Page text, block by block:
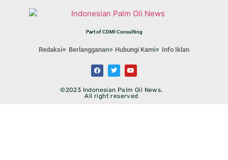
Part of CDMI Consulting
Redaksi Berlangganan Hubungi Kami Info Iklan
©2023 Indonesian Palm Oil News.
All right reserved